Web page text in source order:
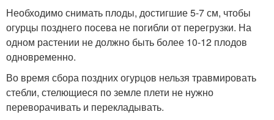
Необходимо снимать плоды, достигшие 5-7 см, чтобы
огурцы позднего посева не погибли от перегрузки. На
одном растении не должно быть более 10-12 плодов
одновременно.
Во время сбора поздних огурцов нельзя травмировать
стебли, стелющиеся по земле плети не нужно
переворачивать и перекладывать.